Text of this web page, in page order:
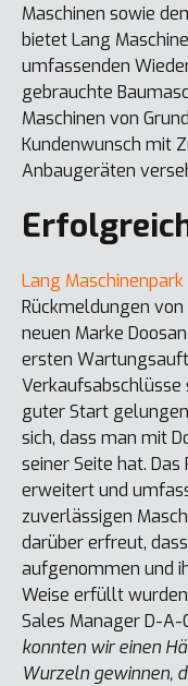
Maschinen sowie
bietet Lang
umfassenden
gebrauchte
Maschinen von
Kundenwunsch mit
Anbaugeräten
Lang Maschinenpark
Rückmeldungen
neuen Marke
ersten
Verkaufsabschlüsse
guter Start
sich, dass man mit
seiner Seite hat.
erweitert und
zuverlässigen
darüber erfreut,
aufgenommen und
Weise erfüllt
Sales Manager D-A-
konnten wir einen
Wurzeln gewinnen,